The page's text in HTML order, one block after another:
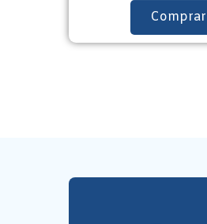
Comprar